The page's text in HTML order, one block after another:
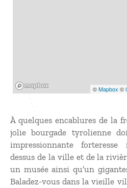
©Mapbox ©
À quelques encablures de la
jolie bourgade tyrolienne
impressionnante
dessus de la ville et de la
un musée ainsi qu’un
Baladez-vous dans la vieille